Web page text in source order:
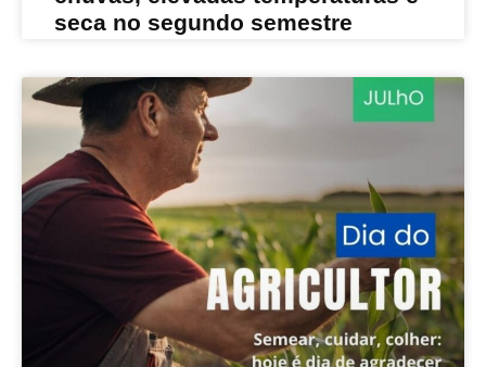
seca no segundo semestre